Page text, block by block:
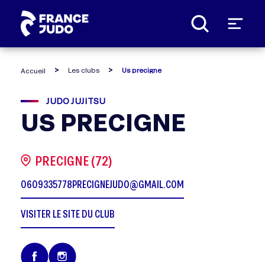
Accueil Les clubs Us precigne
JUDO JUJITSU
US PRECIGNE
PRECIGNE (72)
0609335778PRECIGNEJUDO@GMAIL.COM
VISITER LE SITE DU CLUB